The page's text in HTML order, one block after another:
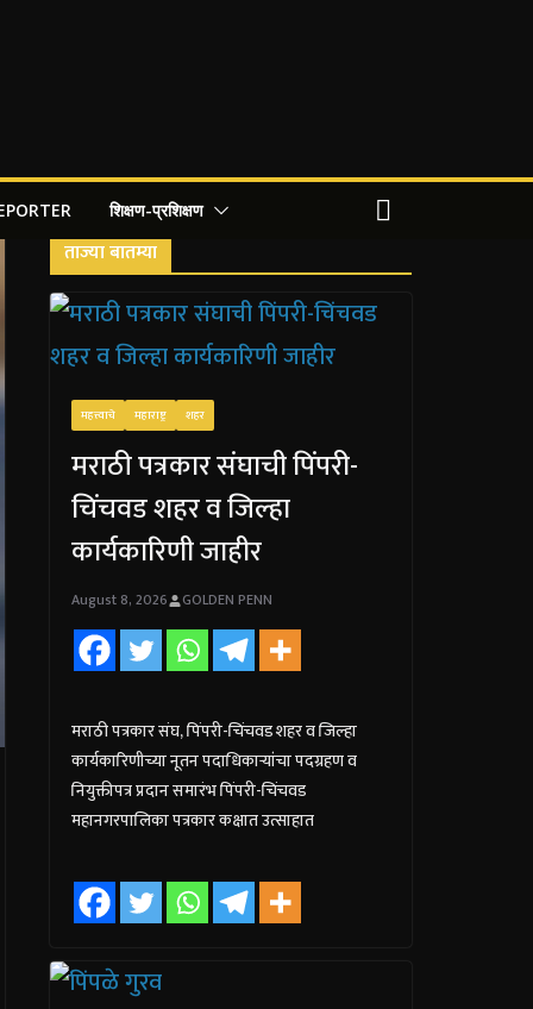
शिक्षण-प्रशिक्षण
ताज्या बातम्या
महत्त्वाचे महाराष्ट्र शहर
मराठी पत्रकार संघाची पिंपरी-
चिंचवड शहर व जिल्हा
कार्यकारिणी जाहीर
August 8, 2026 GOLDEN PENN
मराठी पत्रकार संघ, पिंपरी-चिंचवड शहर व जिल्हा
कार्यकारिणीच्या नूतन पदाधिकाऱ्यांचा पदग्रहण व
नियुक्तीपत्र प्रदान समारंभ पिंपरी-चिंचवड
महानगरपालिका पत्रकार कक्षात उत्साहात